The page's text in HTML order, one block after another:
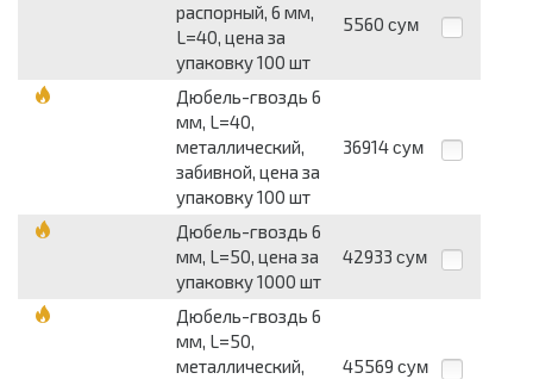
распорный, 6 мм,
L=40, цена за
упаковку 100 шт
5560 сум
Дюбель-гвоздь 6
мм, L=40,
металлический,
забивной, цена за
упаковку 100 шт
36914 сум
Дюбель-гвоздь 6
мм, L=50, цена за
упаковку 1000 шт
42933 сум
Дюбель-гвоздь 6
мм, L=50,
металлический,
45569 сум